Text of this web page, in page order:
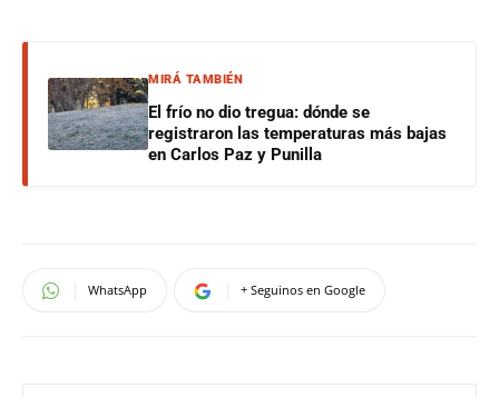
MIRÁ TAMBIÉN
El frío no dio tregua: dónde se
registraron las temperaturas más bajas
en Carlos Paz y Punilla
WhatsApp + Seguinos en Google